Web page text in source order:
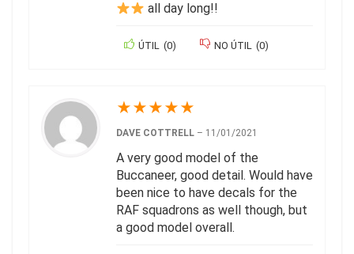
all day long!!
ÚTIL (0) NO ÚTIL (0)
★★★★★
DAVE COTTRELL – 11/01/2021
A very good model of the
Buccaneer, good detail. Would have
been nice to have decals for the
RAF squadrons as well though, but
a good model overall.